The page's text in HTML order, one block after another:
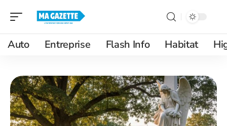
Auto Entreprise Flash Info Habitat